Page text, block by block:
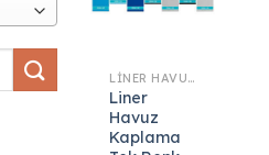
LINER HAVUZ KAPLAMA
Liner
Havuz
Kaplama